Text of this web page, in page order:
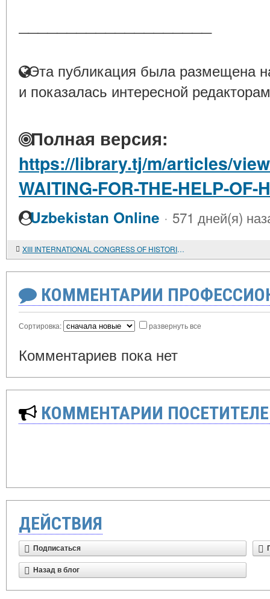
Эта публикация была размещена
и показалась интересной
Полная версия:
https://library.tj/m/articles/
WAITING-FOR-THE-HELP-OF-
Uzbekistan Online · 571 дней(я)
XIII INTERNATIONAL CONGRESS OF HISTORICAL SCIENCES IN MOSCOW
КОММЕНТАРИИ
Сортировка: развернуть все
Комментариев пока нет
КОММЕНТАРИИ
ДЕЙСТВИЯ
Подписаться
Назад в блог